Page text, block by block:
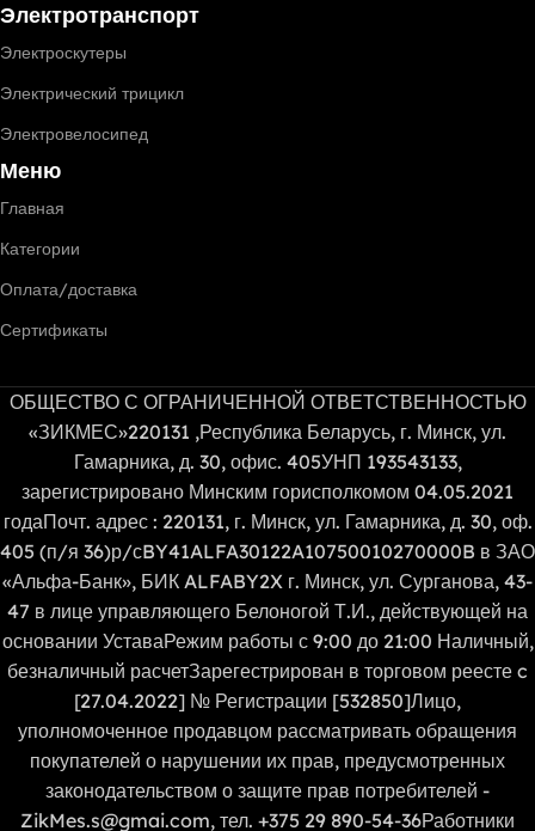
Электротранспорт
Электроскутеры
Электрический трицикл
Электровелосипед
Меню
Главная
Категории
Оплата/доставка
Сертификаты
ОБЩЕСТВО С ОГРАНИЧЕННОЙ ОТВЕТСТВЕННОСТЬЮ
«ЗИКМЕС»220131 ,Республика Беларусь, г. Минск, ул.
Гамарника, д. 30, офис. 405УНП 193543133,
зарегистрировано Минским горисполкомом 04.05.2021
годаПочт. адрес : 220131, г. Минск, ул. Гамарника, д. 30, оф.
405 (п/я 36)р/сBY41ALFA30122A10750010270000B в ЗАО
«Альфа-Банк», БИК ALFABY2X г. Минск, ул. Сурганова, 43-
47 в лице управляющего Белоногой Т.И., действующей на
основании УставаРежим работы с 9:00 до 21:00 Наличный,
безналичный расчетЗарегестрирован в торговом реесте c
[27.04.2022] № Регистрации [532850]Лицо,
уполномоченное продавцом рассматривать обращения
покупателей о нарушении их прав, предусмотренных
законодательством о защите прав потребителей -
ZikMes.s@gmai.com, тел. +375 29 890-54-36Работники